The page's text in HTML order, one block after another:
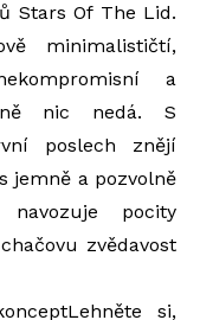
Stars Of The Lid.
minimalističtí,
a
nic nedá. S
poslech znějí
jemně a pozvolně
navozuje pocity
zvědavost
si,